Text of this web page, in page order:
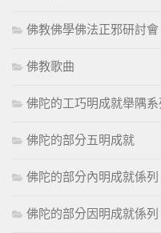
佛教佛學佛法正邪研討會
佛教歌曲
佛陀的工巧明成就舉隅系
佛陀的部分五明成就
佛陀的部分內明成就係列
佛陀的部分因明成就係列